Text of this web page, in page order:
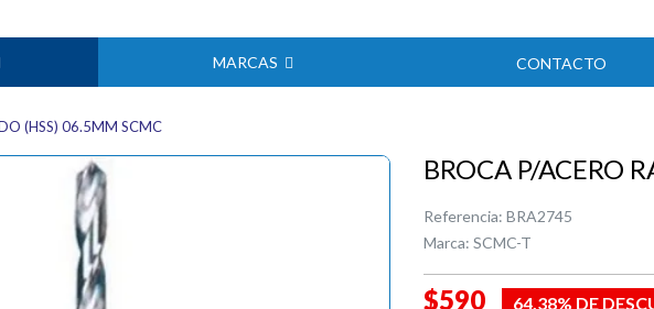
MARCAS CONTACTO
(HSS) 06.5MM SCMC
BROCA P/ACERO
Referencia: BRA2745
Marca: SCMC-T
$590
64,38% DE